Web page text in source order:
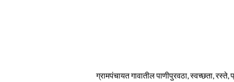
ग्रामपंचायत गावातील पाणीपुरवठा, स्वच्छता,